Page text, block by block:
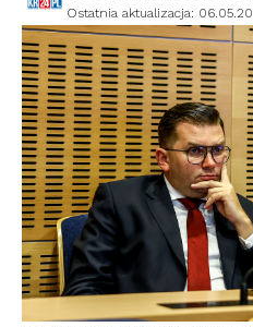
Ostatnia aktualizacja: